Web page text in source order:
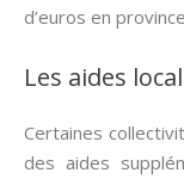
d’euros en
Les aides
Certaines
des aides